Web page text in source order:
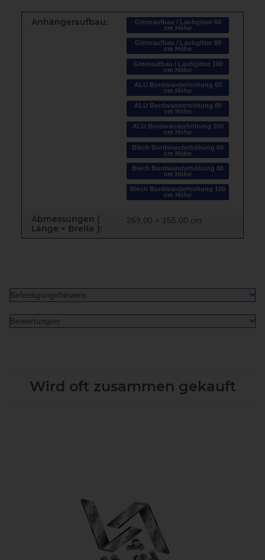
Anhängeraufbau:
Gitteraufbau / Laubgitter 60
cm Höhe
Gitteraufbau / Laubgitter 80
cm Höhe
Gitteraufbau / Laubgitter 100
cm Höhe
ALU Bordwanderhöhung 60
cm Höhe
ALU Bordwanderhöhung 80
cm Höhe
ALU Bordwanderhöhung 100
cm Höhe
Blech Bordwanderhöhung 60
cm Höhe
Blech Bordwanderhöhung 80
cm Höhe
Blech Bordwanderhöhung 100
cm Höhe
Abmessungen (
Länge × Breite ):
269,00 × 155,00 cm
Befestigungshinweis
Bewertungen
Wird oft zusammen gekauft